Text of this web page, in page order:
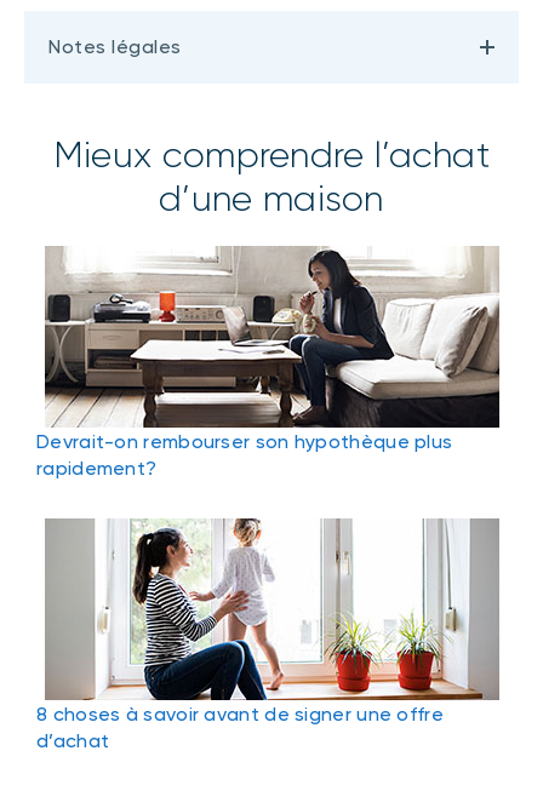
Notes légales
Mieux comprendre l’achat
d’une maison
Devrait-on rembourser son hypothèque plus
rapidement?
8 choses à savoir avant de signer une offre
d’achat